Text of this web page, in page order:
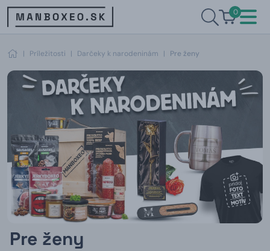
0
| Príležitosti | Darčeky k narodeninám | Pre ženy
Pre ženy